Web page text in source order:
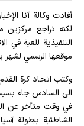
أفادت وکالة آنا
لكنه تراجع مركزين
التنفيذية للعبة في
موقعها الرسمي لشهر يناير
وكتب اتحاد كرة
الى السادس جاء بسبب
في وقت متأخر عن